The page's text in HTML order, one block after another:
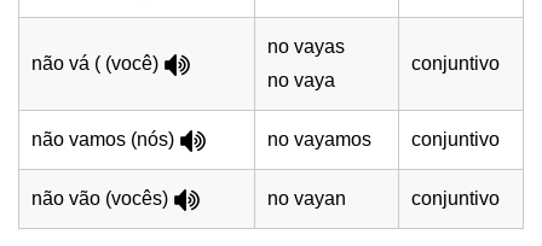
não vá ( (você)
no vayas
no vaya
conjuntivo
não vamos (nós) no vayamos conjuntivo
não vão (vocês) no vayan conjuntivo